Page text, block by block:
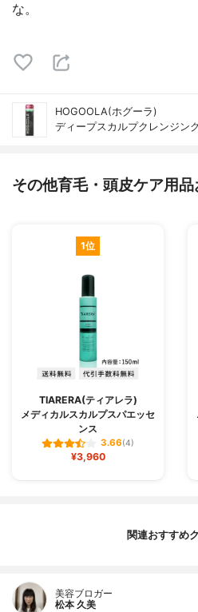
な。
HOGOOLA(ホグーラ)
ディープスカルプクレンジン
その他育毛・頭皮ケア用
1位
TIARERA(ティアレラ)
メディカルスカルプスパエッセ
ンス
3.66(4)
¥3,960
関連おすすめ
美容ブロガー
松本 久美